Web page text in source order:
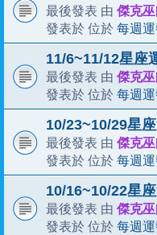
最後發表 由 傑克
發表於 位於 每週
11/6~11/12星座
最後發表 由 傑克
發表於 位於 每週
10/23~10/29星
最後發表 由 傑克
發表於 位於 每週
10/16~10/22星
最後發表 由 傑克
發表於 位於 每週